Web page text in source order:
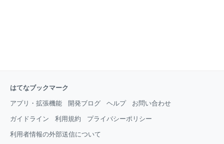
はてなブックマーク
アプリ・拡張機能 開発ブログ ヘルプ お問い合わせ
ガイドライン 利用規約 プライバシーポリシー
利用者情報の外部送信について